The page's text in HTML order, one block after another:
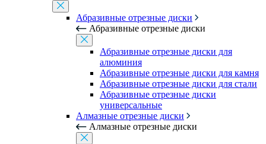
Абразивные отрезные диски
Абразивные отрезные диски
Абразивные отрезные диски для
алюминия
Абразивные отрезные диски для камня
Абразивные отрезные диски для стали
Абразивные отрезные диски
универсальные
Алмазные отрезные диски
Алмазные отрезные диски